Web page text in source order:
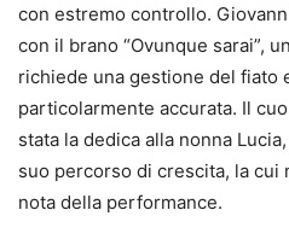
con estremo controllo.
con il brano “Ovunque sarai”,
richiede una gestione del fiato
particolarmente accurata. Il
stata la dedica alla nonna
suo percorso di crescita, la cui
nota della performance.